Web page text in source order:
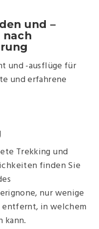
und –
nach
und -ausflüge für
und erfahrene
Trekking und
finden Sie
nur wenige
entfernt, in welchem
kann.